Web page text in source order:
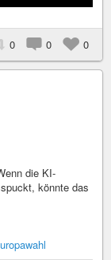
0 0 0
die KI-
könnte das